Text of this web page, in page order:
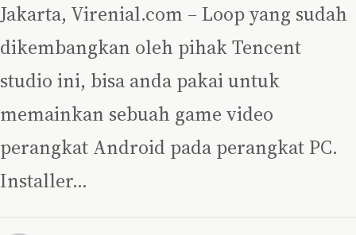
Jakarta, Virenial.com – Loop yang sudah
dikembangkan oleh pihak Tencent
studio ini, bisa anda pakai untuk
memainkan sebuah game video
perangkat Android pada perangkat PC.
Installer…